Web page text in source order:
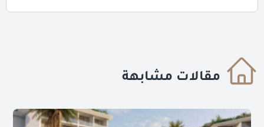
مقالات مشابهة